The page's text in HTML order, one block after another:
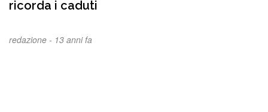
ricorda i caduti
redazione - 13 anni fa